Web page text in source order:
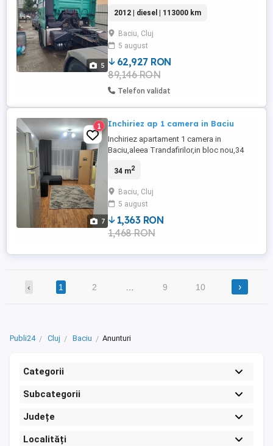
5
la telefon
2012 | diesel | 113000 km
Baciu, Cluj
5 august
62,927 RON
89,146 RON
Telefon validat
7
1 Inchiriez ap 1 camera in Baciu
Inchiriez apartament 1 camera in
Baciu,aleea Trandafirilor,in bloc nou,34
magazine. Apartamentul este recent
centrala proprie si balcon. Detalii la
telefon.Pret 260 euro luna+260 euro
garantie.
34 m2
Baciu, Cluj
5 august
1,363 RON
1,468 RON
‹ 1 2 9 10 ›
Publi24 Cluj Baciu Anunturi
Categorii
Subcategorii
Județe
Localități